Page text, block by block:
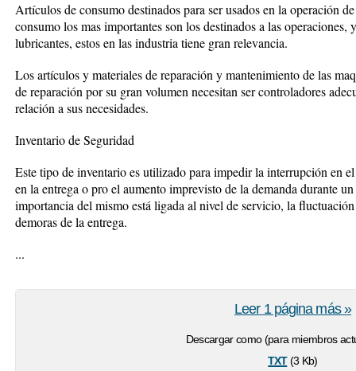
Artículos de consumo destinados para ser usados en la operación
consumo los mas importantes son los destinados a las
lubricantes, estos en las industria tiene gran relevancia.
Los artículos y materiales de reparación y mantenimiento de las
de reparación por su gran volumen necesitan ser controladores
relación a sus necesidades.
Inventario de Seguridad
Este tipo de inventario es utilizado para impedir la interrupción en
en la entrega o pro el aumento imprevisto de la demanda durante
importancia del mismo está ligada al nivel de servicio, la
demoras de la entrega.
...
Descargar como (para miembros
txt(3 Kb)
Leer 1 página más »